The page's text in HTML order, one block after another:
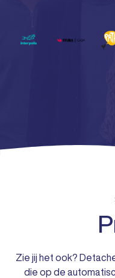
Zie jij het ook?
die op de